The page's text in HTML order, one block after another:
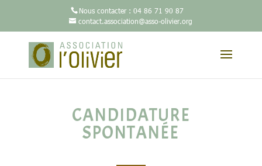
Nous contacter : 04 86 71 90 87
contact.association@asso-olivier.org
CANDIDATURE
SPONTANÉE